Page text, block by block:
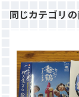
同じカテゴリ